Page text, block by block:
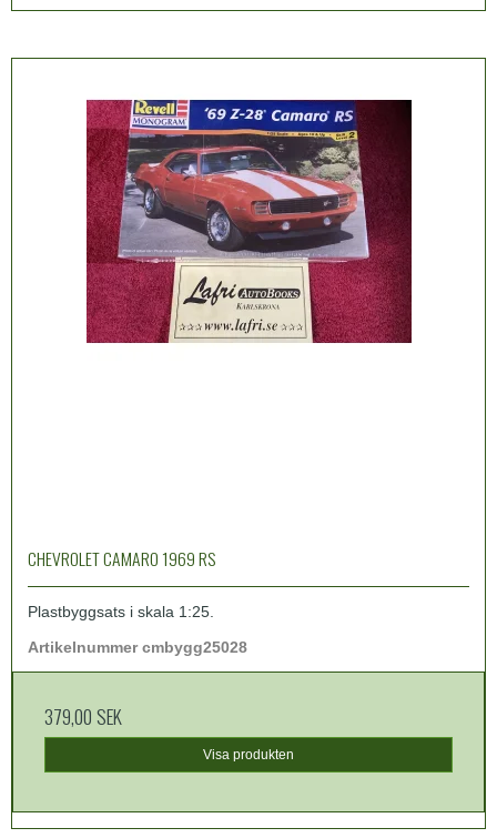
CHEVROLET CAMARO 1969 RS
Plastbyggsats i skala 1:25.
Artikelnummer cmbygg25028
379,00 SEK
Visa produkten